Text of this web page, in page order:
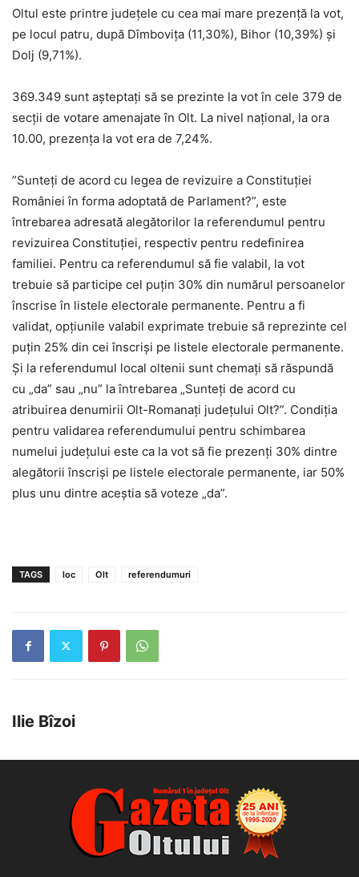
Oltul este printre judeţele cu cea mai mare prezenţă la vot,
pe locul patru, după Dîmbovița (11,30%), Bihor (10,39%) şi
Dolj (9,71%).
369.349 sunt aşteptaţi să se prezinte la vot în cele 379 de
secţii de votare amenajate în Olt. La nivel naţional, la ora
10.00, prezenţa la vot era de 7,24%.
”Sunteţi de acord cu legea de revizuire a Constituţiei
României în forma adoptată de Parlament?”, este
întrebarea adresată alegătorilor la referendumul pentru
revizuirea Constituţiei, respectiv pentru redefinirea
familiei. Pentru ca referendumul să fie valabil, la vot
trebuie să participe cel puţin 30% din numărul persoanelor
înscrise în listele electorale permanente. Pentru a fi
validat, opţiunile valabil exprimate trebuie să reprezinte cel
puţin 25% din cei înscrişi pe listele electorale permanente.
Și la referendumul local oltenii sunt chemaţi să răspundă
cu „da” sau „nu” la întrebarea „Sunteţi de acord cu
atribuirea denumirii Olt-Romanaţi judeţului Olt?”. Condiţia
pentru validarea referendumului pentru schimbarea
numelui județului este ca la vot să fie prezenţi 30% dintre
alegătorii înscrişi pe listele electorale permanente, iar 50%
plus unu dintre aceştia să voteze „da”.
TAGS loc Olt referendumuri
Ilie Bîzoi